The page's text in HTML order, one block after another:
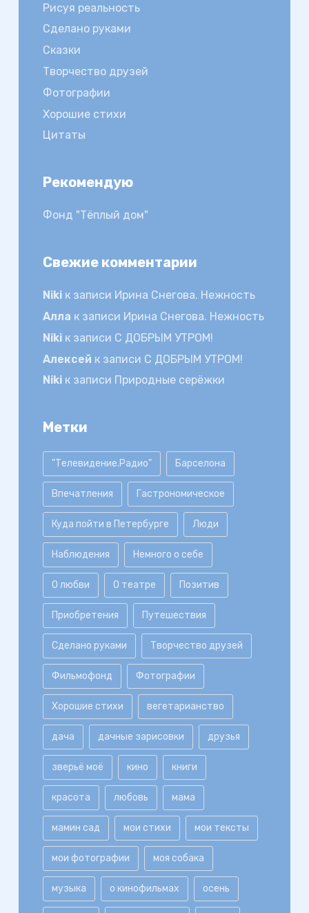
Рисуя реальность
Сделано руками
Сказки
Творчество друзей
Фотографии
Хорошие стихи
Цитаты
Рекомендую
Фонд "Тёплый дом"
Свежие комментарии
Nikiк записи Ирина Снегова. Нежность
Алла к записи Ирина Снегова. Нежность
Nikiк записи С ДОБРЫМ УТРОМ!
Алексей к записи С ДОБРЫМ УТРОМ!
Nikiк записи Природные серёжки
Метки
"Телевидение.Радио" Барселона
Впечатления Гастрономическое
Куда пойти в Петербурге Люди
Наблюдения Немного о себе
О любви О театре Позитив
Приобретения Путешествия
Сделано руками Творчество друзей
Фильмофонд Фотографии
Хорошие стихи вегетарианство
дача дачные зарисовки друзья
зверьё моё кино книги
красота любовь мама
мамин сад мои стихи мои тексты
мои фотографии моя собака
музыка о кинофильмах осень